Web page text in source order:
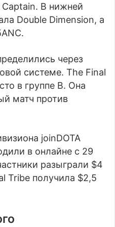
. В нижней
Double Dimension, а
через
системе. The Final
в группе B. Она
матч против
joinDOTA
в онлайне с 29
разыграли $4
Tribe получила $2,5